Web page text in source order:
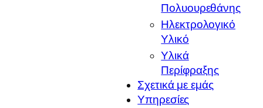
Πολυουρεθάνης
Ηλεκτρολογικό
Υλικό
Υλικά
Περίφραξης
Σχετικά με εμάς
Υπηρεσίες